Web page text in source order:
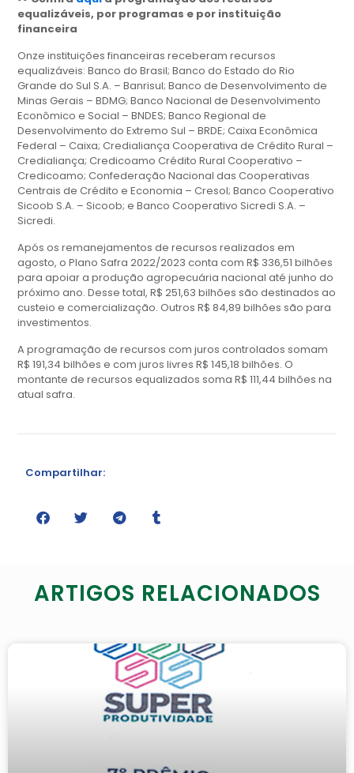
equalizáveis, por programas e por instituição
financeira
Onze instituições financeiras receberam recursos
equalizáveis: Banco do Brasil; Banco do Estado do Rio
Grande do Sul S.A. – Banrisul; Banco de Desenvolvimento de
Minas Gerais – BDMG; Banco Nacional de Desenvolvimento
Econômico e Social – BNDES; Banco Regional de
Desenvolvimento do Extremo Sul – BRDE; Caixa Econômica
Federal – Caixa; Credialiança Cooperativa de Crédito Rural –
Credialiança; Credicoamo Crédito Rural Cooperativo –
Credicoamo; Confederação Nacional das Cooperativas
Centrais de Crédito e Economia – Cresol; Banco Cooperativo
Sicoob S.A. – Sicoob; e Banco Cooperativo Sicredi S.A. –
Sicredi.
Após os remanejamentos de recursos realizados em
agosto, o Plano Safra 2022/2023 conta com R$ 336,51 bilhões
para apoiar a produção agropecuária nacional até junho do
próximo ano. Desse total, R$ 251,63 bilhões são destinados ao
custeio e comercialização. Outros R$ 84,89 bilhões são para
investimentos.
A programação de recursos com juros controlados somam
R$ 191,34 bilhões e com juros livres R$ 145,18 bilhões. O
montante de recursos equalizados soma R$ 111,44 bilhões na
atual safra.
Compartilhar:
ARTIGOS RELACIONADOS